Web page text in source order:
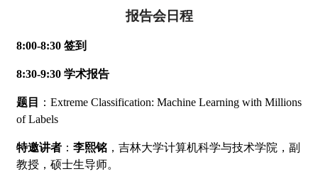
报告会日程
8:00-8:30 签到
8:30-9:30 学术报告
题目
：Extreme Classification: Machine Learning with Millions
of Labels
特邀讲者 ： 李熙铭 ，吉林大学计算机科学与技术学院，副
教授，硕士生导师。